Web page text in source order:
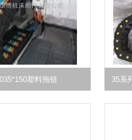
塑料拖链